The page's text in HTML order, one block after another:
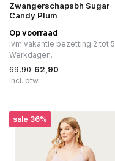
Zwangerschapsbh Sugar
Candy Plum
Op voorraad
ivm vakantie bezetting 2 tot 5
Werkdagen.
69,90 62,90
Incl. btw
sale 36%